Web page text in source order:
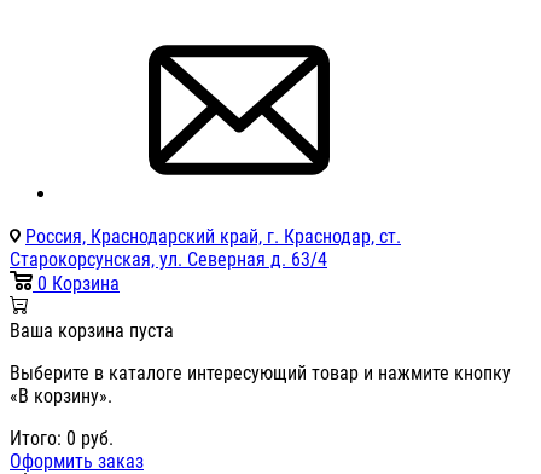
Россия, Краснодарский край, г. Краснодар, ст.
Старокорсунская, ул. Северная д. 63/4
0 Корзина
Ваша корзина пуста
Выберите в каталоге интересующий товар и нажмите кнопку
«В корзину».
Итого: 0 руб.
Оформить заказ